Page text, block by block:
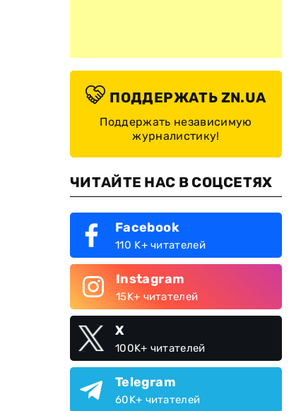
ПОДДЕРЖАТЬ ZN.UA
Поддержать независимую
журналистику!
ЧИТАЙТЕ НАС В СОЦСЕТЯХ
Facebook
110 K+ читателей
Instagram
15K+ читателей
X
100K+ читателей
Telegram
60K+ читателей